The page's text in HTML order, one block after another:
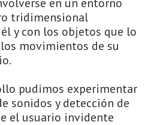
tridimensional
y con los objetos que lo
movimientos de su
pudimos experimentar
sonidos y detección de
el usuario invidente